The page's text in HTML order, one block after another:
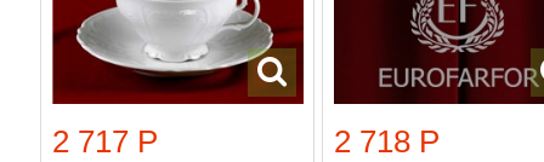
2 717 Р 2 718 Р